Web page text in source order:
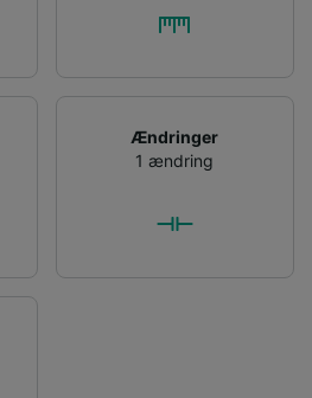
Ændringer
1 ændring